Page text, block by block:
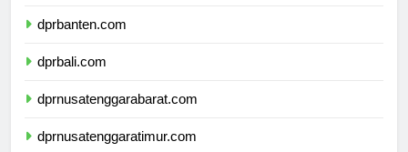
dprbanten.com
dprbali.com
dprnusatenggarabarat.com
dprnusatenggaratimur.com